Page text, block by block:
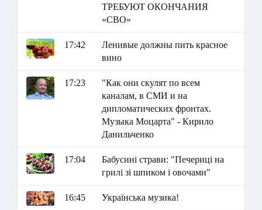
ТРЕБУЮТ ОКОНЧАНИЯ
«СВО»
17:42
Ленивые должны пить красное
вино
17:23
"Как они скулят по всем
каналам, в СМИ и на
дипломатических фронтах.
Музыка Моцарта" - Кирило
Данильченко
17:04
Бабусині страви: "Печериці на
грилі зі шпиком і овочами"
16:45 Українська музика!